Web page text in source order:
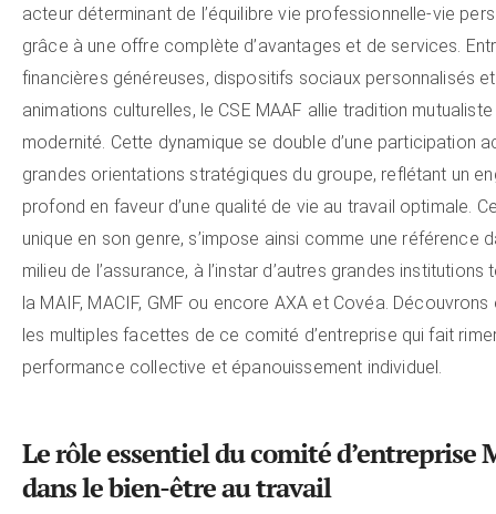
acteur déterminant de l’équilibre vie professionnelle-vie
grâce à une offre complète d’avantages et de services.
financières généreuses, dispositifs sociaux personnalisés et
animations culturelles, le CSE MAAF allie tradition
modernité. Cette dynamique se double d’une participation
grandes orientations stratégiques du groupe, reflétant un
profond en faveur d’une qualité de vie au travail optimale.
unique en son genre, s’impose ainsi comme une référence
milieu de l’assurance, à l’instar d’autres grandes institutions
la MAIF, MACIF, GMF ou encore AXA et Covéa. Découvrons
les multiples facettes de ce comité d’entreprise qui fait
performance collective et épanouissement individuel.
Le rôle essentiel du comité d’entreprise
dans le bien-être au travail